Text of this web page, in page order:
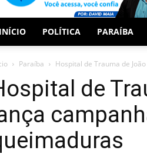
INÍCIO POLÍTICA PARAÍBA
Paraíba Hospital de Trauma de
de